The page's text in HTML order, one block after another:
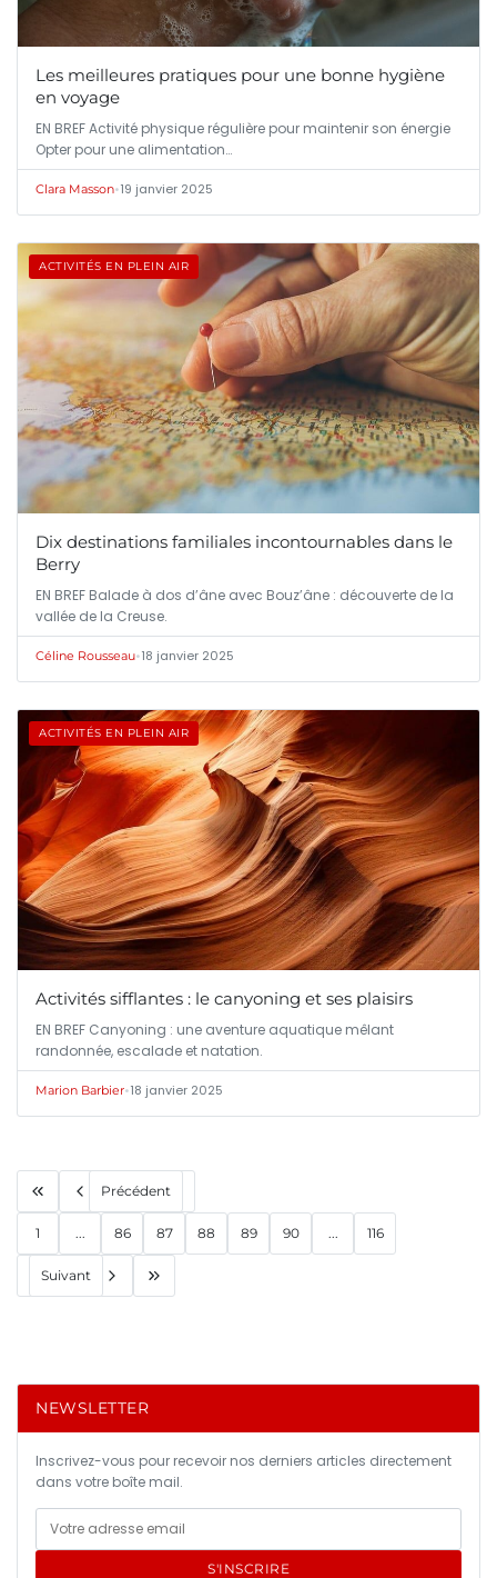
Les meilleures pratiques pour une bonne hygiène
en voyage
EN BREF Activité physique régulière pour maintenir son énergie
Opter pour une alimentation…
Clara Masson•19 janvier 2025
ACTIVITÉS EN PLEIN AIR
Dix destinations familiales incontournables dans le
Berry
EN BREF Balade à dos d’âne avec Bouz’âne : découverte de la
vallée de la Creuse.
Céline Rousseau•18 janvier 2025
ACTIVITÉS EN PLEIN AIR
Activités sifflantes : le canyoning et ses plaisirs
EN BREF Canyoning : une aventure aquatique mêlant
randonnée, escalade et natation.
Marion Barbier•18 janvier 2025
Précédent
1 ... 86 87 88 89 90 ... 116
Suivant
NEWSLETTER
Inscrivez-vous pour recevoir nos derniers articles directement
dans votre boîte mail.
S'INSCRIRE